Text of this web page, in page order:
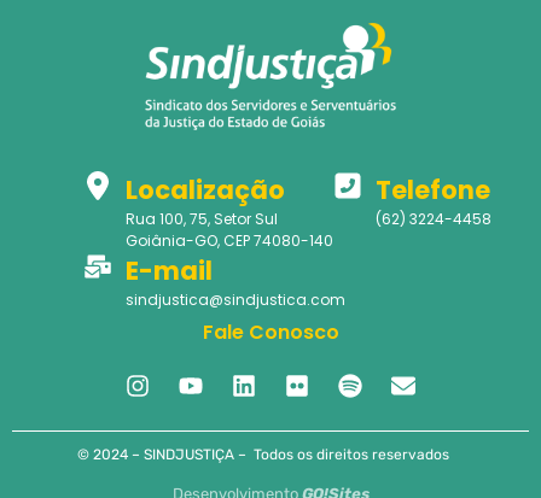
Localização
Rua 100, 75, Setor Sul
Goiânia-GO, CEP 74080-140
Telefone
(62) 3224-4458
E-mail
sindjustica@sindjustica.com
Fale Conosco
© 2024 – SINDJUSTIÇA – Todos os direitos reservados
Desenvolvimento GO!Sites